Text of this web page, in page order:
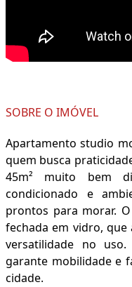
SOBRE O IMÓVEL
Apartamento studio
quem busca
45m² muito bem
condicionado e
prontos para morar.
fechada em vidro,
versatilidade no
garante mobilidade e
cidade.